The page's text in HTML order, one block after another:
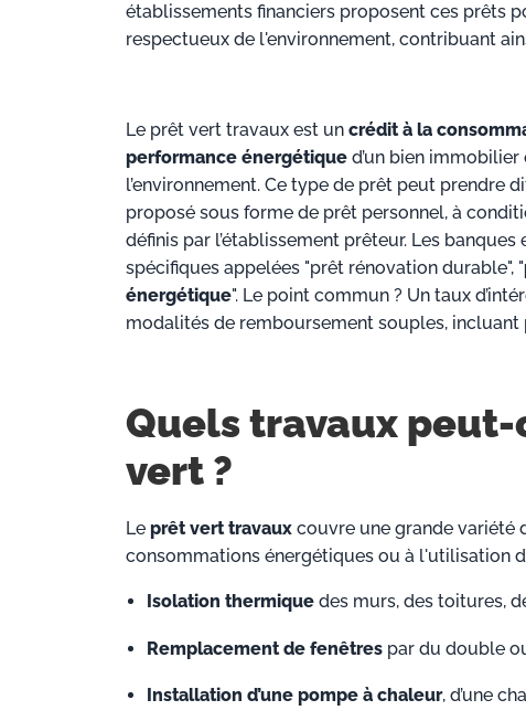
établissements financiers proposent ces prêts
respectueux de l'environnement, contribuant
Le prêt vert travaux est un crédit à la
performance énergétique d’un bien immobilier
l’environnement. Ce type de prêt peut prendre
proposé sous forme de prêt personnel, à
définis par l’établissement prêteur. Les
spécifiques appelées "prêt rénovation durable", "
énergétique". Le point commun ? Un taux
modalités de remboursement souples,
Quels travaux
vert ?
Le prêt vert travaux couvre une grande variété
consommations énergétiques ou à l'utilisation
Isolation thermique des murs, des toitures,
Remplacement de fenêtres par du double
Installation d’une pompe à chaleur, d’une